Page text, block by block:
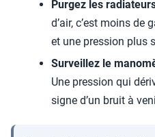
Purgez les
d’air, c’est moins de
et une pression plus
Surveillez le
Une pression qui
signe d’un bruit à